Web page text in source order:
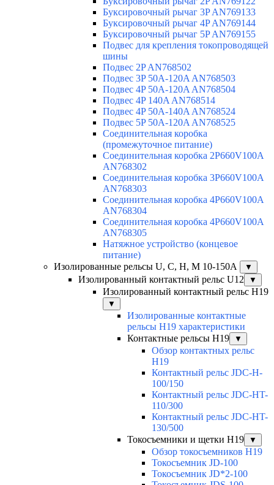
Буксировочный рычаг 3P AN769133
Буксировочный рычаг 4P AN769144
Буксировочный рычаг 5P AN769155
Подвес для крепления токопроводящей
шины
Подвес 2P AN768502
Подвес 3P 50A-120A AN768503
Подвес 4P 50A-120A AN768504
Подвес 4P 140A AN768514
Подвес 4P 50A-140A AN768524
Подвес 5P 50A-120A AN768525
Соединительная коробка
(промежуточное питание)
Соединительная коробка 2P660V100A
AN768302
Соединительная коробка 3P660V100A
AN768303
Соединительная коробка 4P660V100A
AN768304
Соединительная коробка 4P660V100A
AN768305
Натяжное устройство (концевое
питание)
Изолированные рельсы U, C, H, M 10-150А
▼
Изолированный контактный рельс U12 ▼
Изолированный контактный рельс Н19
▼
Изолированные контактные
рельсы Н19 характеристики
Контактные рельсы H19
▼
Обзор контактных рельс
H19
Контактный рельс JDC-H-
100/150
Контактный рельс JDC-HT-
110/300
Контактный рельс JDC-HT-
130/500
Токосъемники и щетки H19
▼
Обзор токосъемников H19
Токосъемник JD-100
Токосъемник JD*2-100